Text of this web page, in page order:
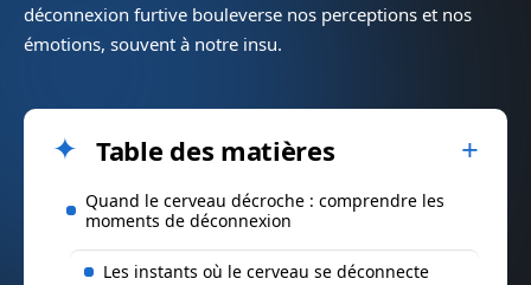
déconnexion furtive bouleverse nos perceptions et nos
émotions, souvent à notre insu.
Table des matières
Quand le cerveau décroche : comprendre les
moments de déconnexion
Les instants où le cerveau se déconnecte